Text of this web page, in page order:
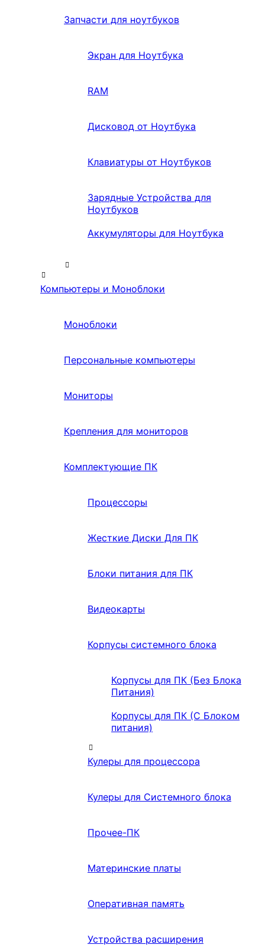
Запчасти для ноутбуков
Экран для Ноутбука
RAM
Дисковод от Ноутбука
Клавиатуры от Ноутбуков
Зарядные Устройства для
Ноутбуков
Аккумуляторы для Ноутбука
Компьютеры и Моноблоки
Моноблоки
Персональные компьютеры
Мониторы
Крепления для мониторов
Комплектующие ПК
Процессоры
Жесткие Диски Для ПК
Блоки питания для ПК
Видеокарты
Корпусы системного блока
Корпусы для ПК (Без Блока
Питания)
Корпусы для ПК (С Блоком
питания)
Кулеры для процессора
Кулеры для Системного блока
Прочее-ПК
Материнские платы
Оперативная память
Устройства расширения